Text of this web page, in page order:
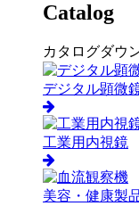
Catalog
カタログダウ
デジタル顕微
工業用内視鏡
美容・健康製